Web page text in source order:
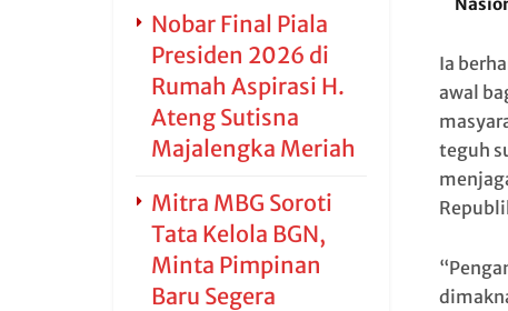
Ia
awal
teguh
Nobar Final Piala
Presiden 2026 di
Rumah Aspirasi H.
Ateng Sutisna
Majalengka Meriah
Mitra MBG Soroti
Tata Kelola BGN,
Minta Pimpinan
Baru Segera